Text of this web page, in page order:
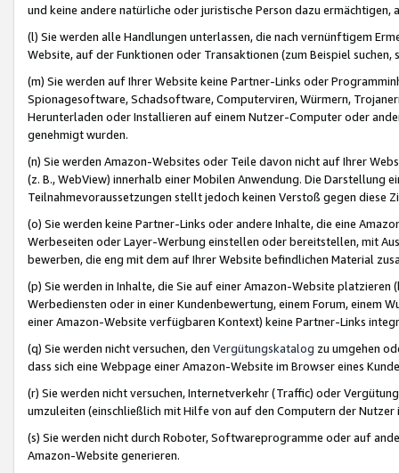
und keine andere natürliche oder juristische Person dazu
(l) Sie werden alle Handlungen unterlassen, die nach vernünftigem
Website, auf der Funktionen oder Transaktionen (zum Beispiel
(m) Sie werden auf Ihrer Website keine Partner-Links oder
Spionagesoftware, Schadsoftware, Computerviren, Würmern,
Herunterladen oder Installieren auf einem Nutzer-Computer oder
genehmigt wurden.
(n) Sie werden Amazon-Websites oder Teile davon nicht auf Ihrer
(z. B., WebView) innerhalb einer Mobilen Anwendung. Die Darstellung
Teilnahmevoraussetzungen stellt jedoch keinen Verstoß gegen diese
(o) Sie werden keine Partner-Links oder andere Inhalte, die eine
Werbeseiten oder Layer-Werbung einstellen oder bereitstellen, mit
bewerben, die eng mit dem auf Ihrer Website befindlichen Material
(p) Sie werden in Inhalte, die Sie auf einer Amazon-Website
Werbediensten oder in einer Kundenbewertung, einem Forum, einem
einer Amazon-Website verfügbaren Kontext) keine Partner-Links
(q) Sie werden nicht versuchen, den Vergütungskatalog zu umgehen
dass sich eine Webpage einer Amazon-Website im Browser eines
(r) Sie werden nicht versuchen, Internetverkehr (Traffic) oder
umzuleiten (einschließlich mit Hilfe von auf den Computern der
(s) Sie werden nicht durch Roboter, Softwareprogramme oder auf
Amazon-Website generieren.